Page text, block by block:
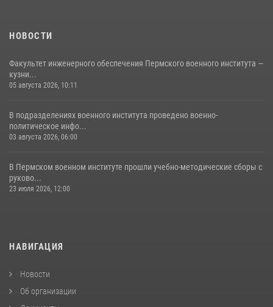
НОВОСТИ
Факультет инженерного обеспечения Пермского военного института —
кузни...
05 августа 2026, 10:11
В подразделениях военного института проведено военно-
политическое инфо...
03 августа 2026, 06:00
В Пермском военном институте прошли учебно-методические сборы с
руково...
23 июля 2026, 12:00
НАВИГАЦИЯ
Новости
Об организации